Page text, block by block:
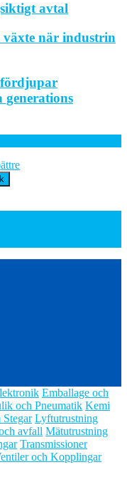
avtal
växte när industrin
fördjupar
generations
Emballage och
och Pneumatik Kemi
Lyftutrustning
avfall Mätutrustning
Transmissioner
och Kopplingar